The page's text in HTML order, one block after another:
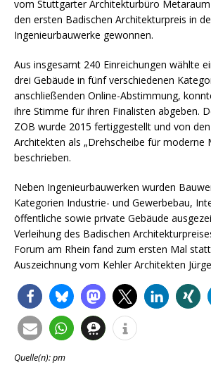
vom Stuttgarter Architekturbüro
den ersten Badischen Architekturpreis in
Ingenieurbauwerke gewonnen.
Aus insgesamt 240 Einreichungen wählte
drei Gebäude in fünf verschiedenen
anschließenden Online-Abstimmung,
ihre Stimme für ihren Finalisten abgeben.
ZOB wurde 2015 fertiggestellt und von
Architekten als „Drehscheibe für moderne
beschrieben.
Neben Ingenieurbauwerken wurden
Kategorien Industrie- und Gewerbebau,
öffentliche sowie private Gebäude
Verleihung des Badischen
Forum am Rhein fand zum ersten Mal
Auszeichnung vom Kehler Architekten
Quelle(n): pm